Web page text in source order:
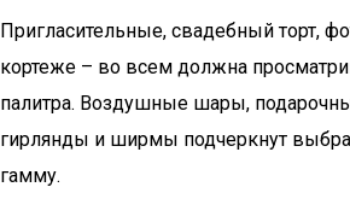
Пригласительные, свадебный торт,
кортеже – во всем должна
палитра. Воздушные шары,
гирлянды и ширмы подчеркнут
гамму.